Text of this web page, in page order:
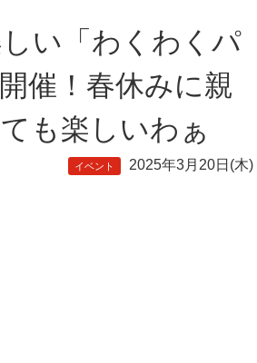
い「わくわくパ
催！春休みに親
も楽しいわぁ
イベント 2025年3月20日(木)